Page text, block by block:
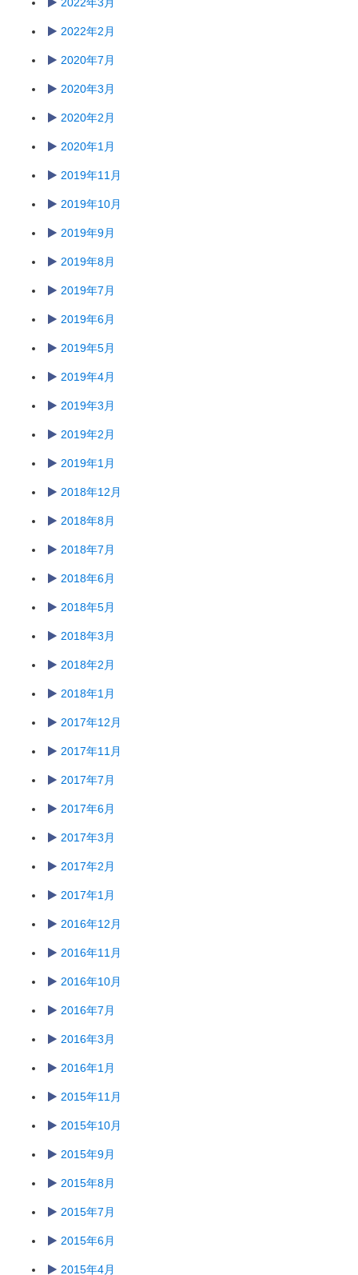
2022年2月
2020年7月
2020年3月
2020年2月
2020年1月
2019年11月
2019年10月
2019年9月
2019年8月
2019年7月
2019年6月
2019年5月
2019年4月
2019年3月
2019年2月
2019年1月
2018年12月
2018年8月
2018年7月
2018年6月
2018年5月
2018年3月
2018年2月
2018年1月
2017年12月
2017年11月
2017年7月
2017年6月
2017年3月
2017年2月
2017年1月
2016年12月
2016年11月
2016年10月
2016年7月
2016年3月
2016年1月
2015年11月
2015年10月
2015年9月
2015年8月
2015年7月
2015年6月
2015年4月